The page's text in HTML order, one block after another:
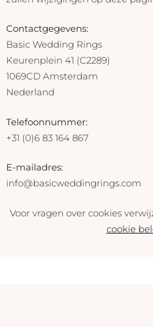
Contactgegevens:
Basic Wedding Rings
Keurenplein 41 (C2289)
1069CD Amsterdam
Nederland
Telefoonnummer:
+31 (0)6 83 164 867
E-mailadres:
info@basicweddingrings.com
Voor vragen over cookies
cookie